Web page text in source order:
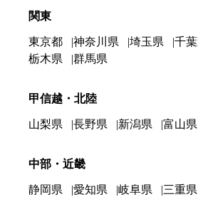
関東
東京都 神奈川県 埼玉県 千
栃木県
群馬県
甲信越・北陸
山梨県 長野県 新潟県 富山県
中部・近畿
静岡県 愛知県 岐阜県 三重県